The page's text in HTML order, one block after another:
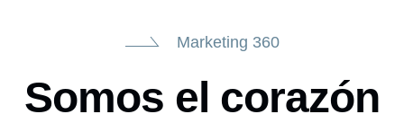
Marketing 360
Somos el corazón